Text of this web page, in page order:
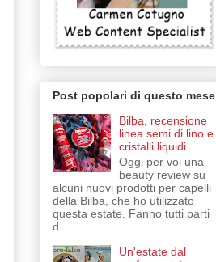
Post popolari di questo mese
Bilba, recensione
linea semi di lino e
cristalli liquidi
Oggi per voi una
beauty review su
alcuni nuovi prodotti per capelli
della Bilba, che ho utilizzato
questa estate. Fanno tutti parti
d...
Un'estate dal